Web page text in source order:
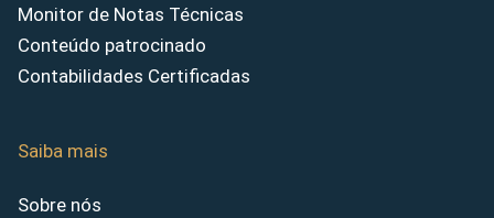
Monitor de Notas Técnicas
Conteúdo patrocinado
Contabilidades Certificadas
Saiba mais
Sobre nós